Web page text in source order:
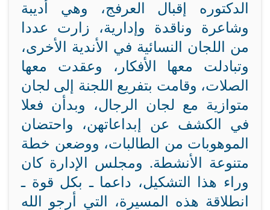
الدكتوره إقبال العرفج، وهي أديبة
وشاعرة وناقدة وإدارية، زارت عددا
من اللجان النسائية في الأندية الأخرى،
وتبادلت معها الأفكار، وعقدت معها
الصلات، وقامت بتفريع اللجنة إلى لجان
متوازية مع لجان الرجال، وبدأن فعلا
في الكشف عن إبداعاتهن، واحتضان
الموهوبات من الطالبات، ووضعن خطة
متنوعة الأنشطة. ومجلس الإدارة كان
وراء هذا التشكيل، داعما ـ بكل قوة ـ
انطلاقة هذه المسيرة، التي أرجو الله